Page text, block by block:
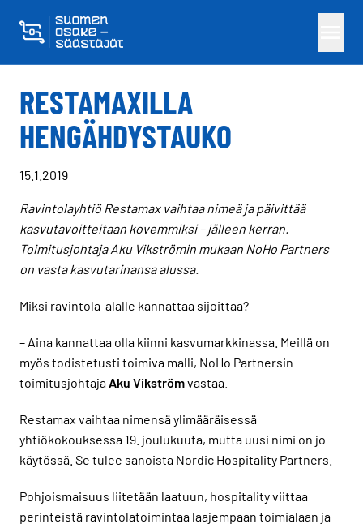
Skippaa sisältö
RESTAMAXILLA
HENGÄHDYSTAUKO
15.1.2019
Ravintolayhtiö Restamax vaihtaa nimeä ja päivittää
kasvutavoitteitaan kovemmiksi – jälleen kerran.
Toimitusjohtaja Aku Vikströmin mukaan NoHo Partners
on vasta kasvutarinansa alussa.
Miksi ravintola-alalle kannattaa sijoittaa?
– Aina kannattaa olla kiinni kasvumarkkinassa. Meillä on
myös todistetusti toimiva malli, NoHo Partnersin
toimitusjohtaja Aku Vikströmvastaa.
Restamax vaihtaa nimensä ylimääräisessä
yhtiökokouksessa 19. joulukuuta, mutta uusi nimi on jo
käytössä. Se tulee sanoista Nordic Hospitality Partners.
Pohjoismaisuus liitetään laatuun, hospitality viittaa
perinteistä ravintolatoimintaa laajempaan toimialaan ja